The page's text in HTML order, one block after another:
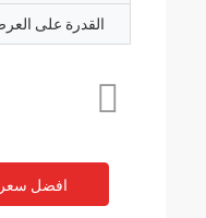
القدرة على
افضل سعر